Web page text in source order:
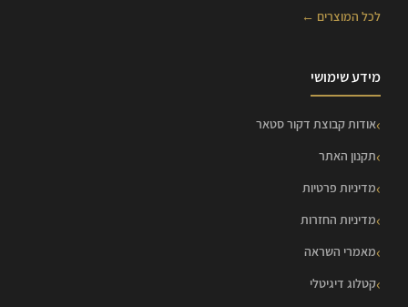
לכל המוצרים ←
מידע שימושי
אודות קבוצת דקור סטאר
תקנון האתר
מדיניות פרטיות
מדיניות החזרות
מאמרי השראה
קטלוג דיגיטלי